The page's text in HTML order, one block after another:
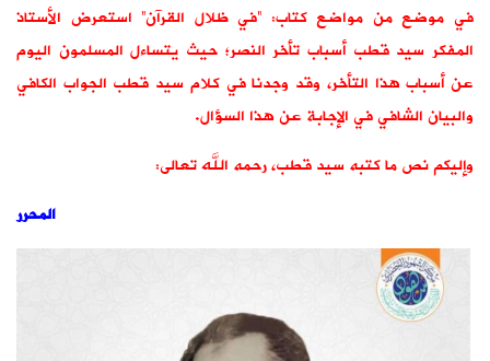
في موضع من مواضع كتاب: “في ظلال القرآن” استعرض الأستاذ
المفكر سيد قطب أسباب تأخر النصر؛ حيث يتساءل المسلمون اليوم
عن أسباب هذا التأخر، وقد وجدنا في كلام سيد قطب الجواب الكافي
والبيان الشافي في الإجابة عن هذا السؤال.
وإليكم نص ما كتبه سيد قطب، رحمه الله تعالى:
المحرر